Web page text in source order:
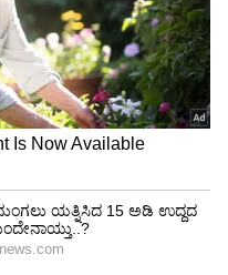
ಬಿಜೆಪಿ-ಜೆಡಿಸ್ ಮೈತ್ರಿ
ಕೊಡಲು ಲೋಕಸಭಾ
ಹೆಚ್.ಡಿ.
ಪಡೆದುಕೊಂಡು
ಕುಮಾರಸ್ವಾಮಿ, ಶಾಸಕ
ಜೆಡಿಎಸ್
ಒಡನಾಟವನ್ನೂ
ಪ್ರತಾಪ್
ಮೈಸೂರು